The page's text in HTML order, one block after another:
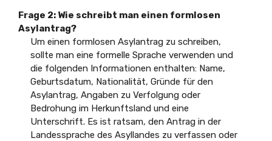
Frage 2: Wie schreibt man einen formlosen
Asylantrag?
Um einen formlosen Asylantrag zu schreiben,
sollte man eine formelle Sprache verwenden und
die folgenden Informationen enthalten: Name,
Geburtsdatum, Nationalität, Gründe für den
Asylantrag, Angaben zu Verfolgung oder
Bedrohung im Herkunftsland und eine
Unterschrift. Es ist ratsam, den Antrag in der
Landessprache des Asyllandes zu verfassen oder